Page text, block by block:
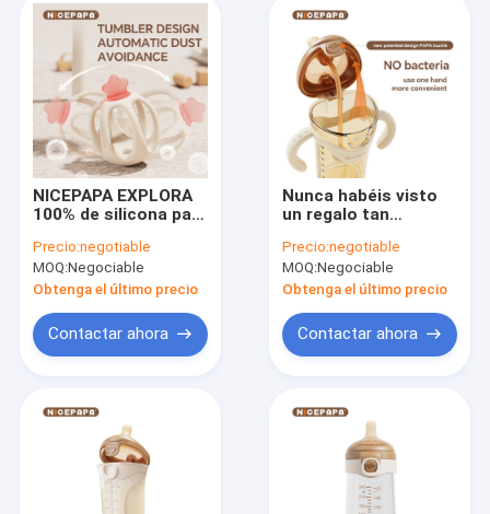
NICEPAPA EXPLORA
100% de silicona para
alimenticio con
dientes de detección
de productos para
(rosa)
Precio:negotiable
MOQ:Negociable
Obtenga el último precio
Contactar ahora
Nunca habéis visto
un regalo tan
conveniente para
bebés.
Precio:negotiable
MOQ:Negociable
Obtenga el último precio
Contactar ahora